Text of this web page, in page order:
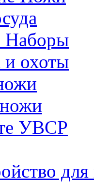
Наборы
и охоты
УВСР
для